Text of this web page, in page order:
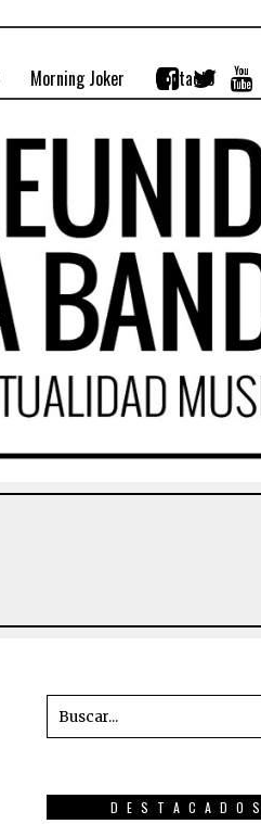
Morning Joker Contacto
DESTACADOS